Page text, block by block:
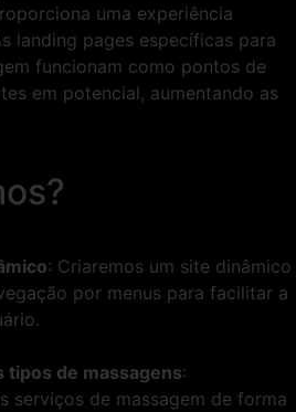
uma experiência
landing pages específicas para
funcionam como pontos de
em potencial, aumentando as
: Criaremos um site dinâmico
por menus para facilitar a
tipos de massagens:
serviços de massagem de forma